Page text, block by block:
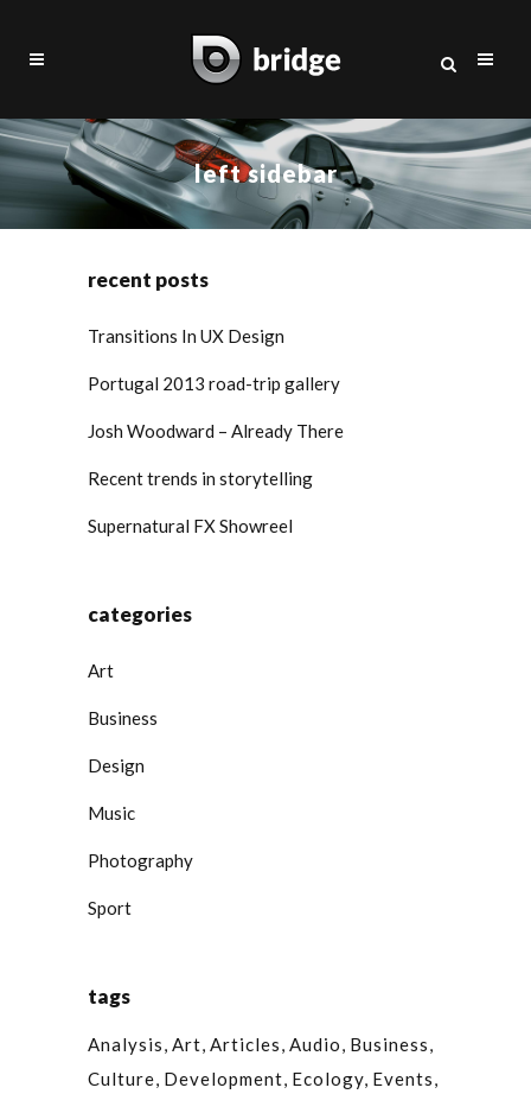
left sidebar
recent posts
Transitions In UX Design
Portugal 2013 road-trip gallery
Josh Woodward – Already There
Recent trends in storytelling
Supernatural FX Showreel
categories
Art
Business
Design
Music
Photography
Sport
tags
Analysis Art Articles Audio Business
Culture Development Ecology Events